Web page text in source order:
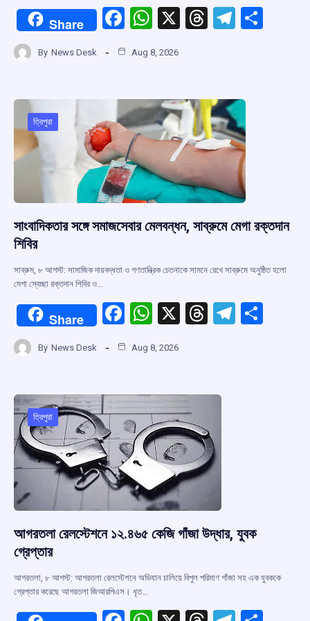
Share
F
ce
o
o
k
W
at
A
p
p
X
T
d
s
T
a
m
By News Desk Aug 8, 2026
ত্রিপুরা
সাংবাদিকতার সঙ্গে সমাজসেবার মেলবন্ধন, সাব্রুমে মেগা রক্তদান
শিবির
সাব্রুম, ৮ আগস্ট: সামাজিক দায়বদ্ধতা ও গণতান্ত্রিক চেতনাকে সামনে রেখে সাব্রুমে অনুষ্ঠিত হলো
মেগা স্বেচ্ছা রক্তদান শিবির ও…
Share
F
ce
o
o
k
W
at
A
p
p
X
T
d
s
T
By News Desk Aug 8, 2026
ত্রিপুরা
আগরতলা রেলস্টেশনে ১২.৪৬৫ কেজি গাঁজা উদ্ধার, যুবক
গ্রেপ্তার
আগরতলা, ৮ আগস্ট: আগরতলা রেলস্টেশনে অভিযান চালিয়ে বিপুল পরিমাণ গাঁজা সহ এক যুবককে
গ্রেপ্তার করেছে আগরতলা জিআরপিএস। ধৃত…